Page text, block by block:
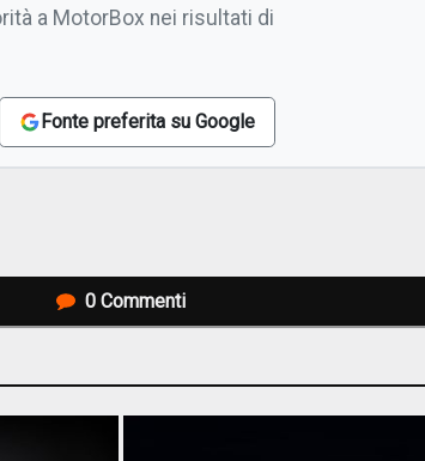
a MotorBox nei risultati di
Fonte preferita su Google
0 Commenti